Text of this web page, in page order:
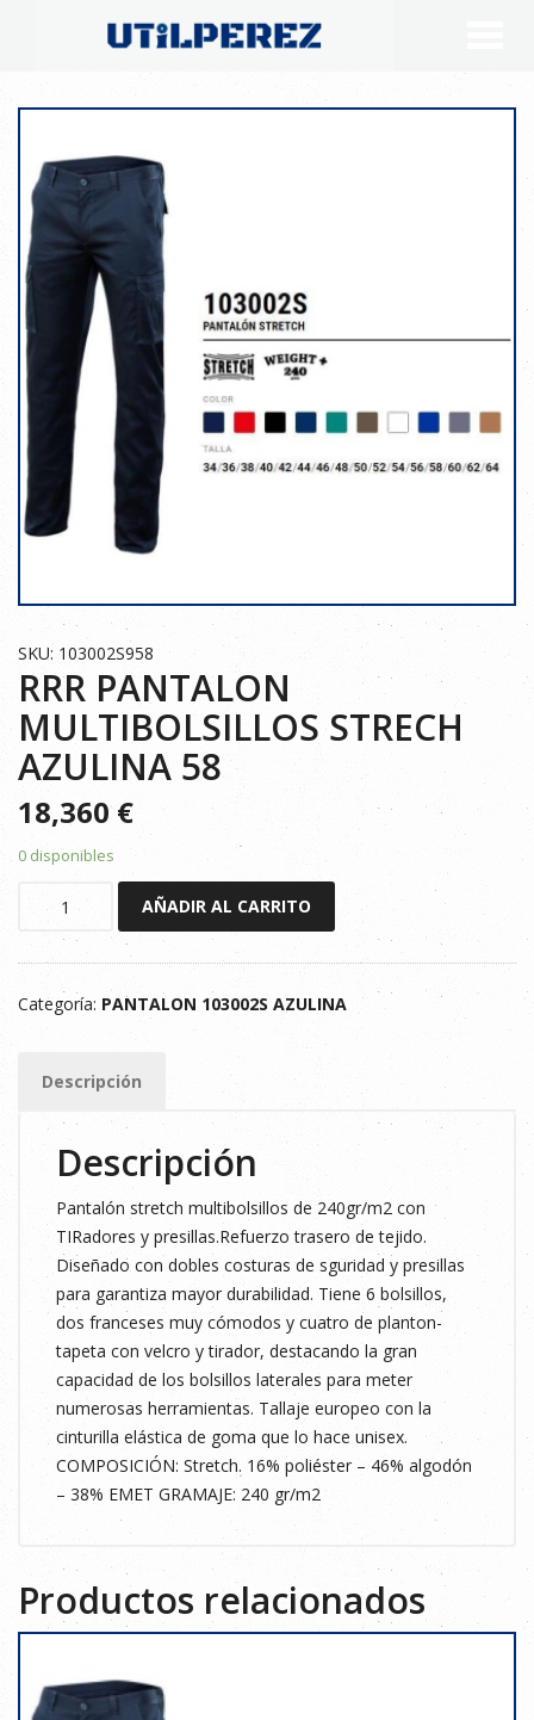
SKU: 103002S958
RRR PANTALON
MULTIBOLSILLOS STRECH
AZULINA 58
18,360€
0 disponibles
MULTIBOLSILLOS
AZULINA
AÑADIR AL CARRITO
Categoría: PANTALON 103002S AZULINA
Descripción
Descripción
Pantalón stretch multibolsillos de 240gr/m2 con
TIRadores y presillas.Refuerzo trasero de tejido.
Diseñado con dobles costuras de sguridad y presillas
para garantiza mayor durabilidad. Tiene 6 bolsillos,
dos franceses muy cómodos y cuatro de planton-
tapeta con velcro y tirador, destacando la gran
capacidad de los bolsillos laterales para meter
numerosas herramientas. Tallaje europeo con la
cinturilla elástica de goma que lo hace unisex.
COMPOSICIÓN: Stretch. 16% poliéster – 46% algodón
– 38% EMET GRAMAJE: 240 gr/m2
Productos relacionados